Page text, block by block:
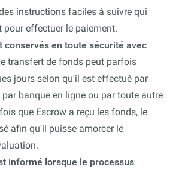
instructions faciles à suivre qui
pour effectuer le paiement.
conservés en toute sécurité avec
transfert de fonds peut parfois
jours selon qu'il est effectué par
par banque en ligne ou par toute autre
que Escrow a reçu les fonds, le
afin qu'il puisse amorcer le
informé lorsque le processus